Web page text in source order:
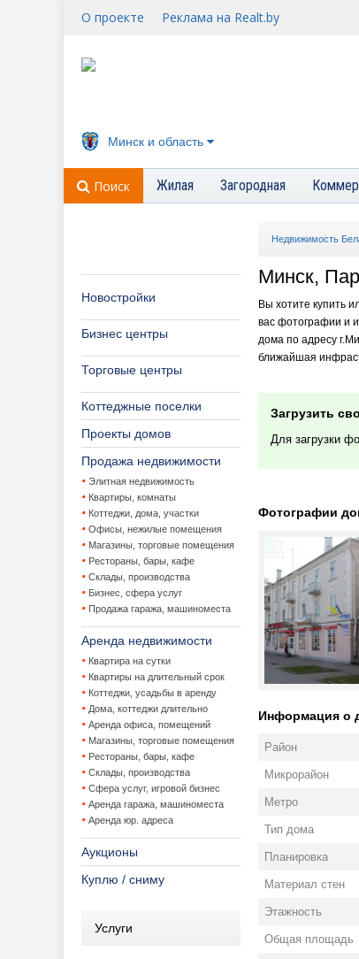
О проекте Реклама на Realt.by
Минск и область
Поиск Жилая Загородная
Новостройки
Бизнес центры
Торговые центры
Коттеджные поселки
Проекты домов
Продажа недвижимости
Элитная недвижимость
Квартиры, комнаты
Коттеджи, дома, участки
Офисы, нежилые помещения
Магазины, торговые помещения
Рестораны, бары, кафе
Склады, производства
Бизнес, сфера услуг
Продажа гаража, машиноместа
Аренда недвижимости
Квартира на сутки
Квартиры на длительный срок
Коттеджи, усадьбы в аренду
Дома, коттеджи длительно
Аренда офиса, помещений
Магазины, торговые помещения
Рестораны, бары, кафе
Склады, производства
Сфера услуг, игровой бизнес
Аренда гаража, машиноместа
Аренда юр. адреса
Аукционы
Куплю / сниму
Услуги
Недвижимость
Минск,
Вы хотите купить
вас фотографии и
дома по адресу
ближайшая
Загрузить
Для загрузки
Фотографии
Информация о
Район
Микрорайон
Метро
Тип дома
Планировка
Материал стен
Этажность
Общая площадь